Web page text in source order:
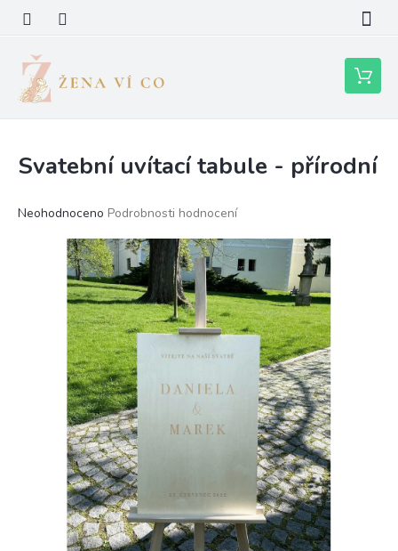
obsah
Nákupní
košík
Svatební uvítací tabule - přírodní
Průměrné
produktu
hvězdiček.
Neohodnoceno Podrobnosti hodnocení